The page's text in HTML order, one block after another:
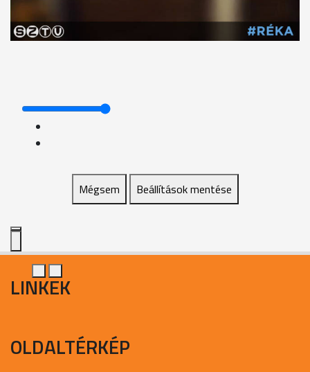
Mégsem Beállítások mentése
LINKEK
OLDALTÉRKÉP